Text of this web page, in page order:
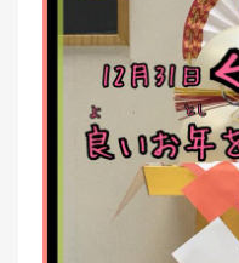
d
o